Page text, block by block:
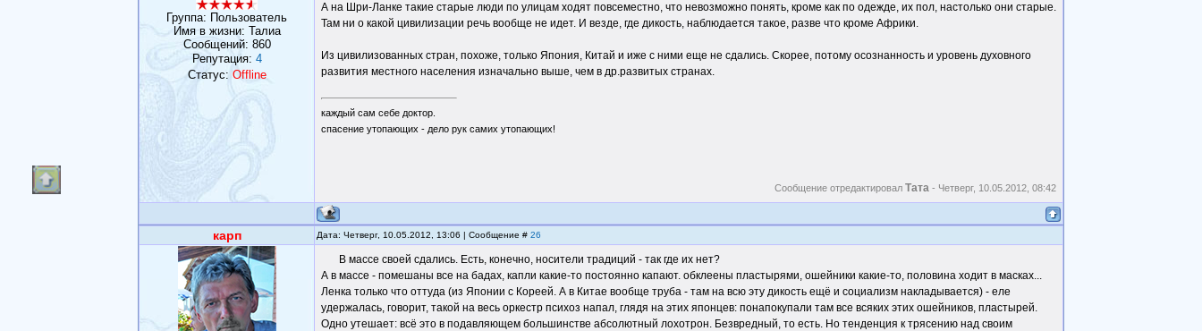
Группа: Пользователь
Имя в жизни: Талиа
Сообщений: 860
Репутация: 4
Статус: Offline
А на Шри-Ланке такие старые люди по улицам ходят повсеместно, что невозможно понять, кроме как по одежде, их пол, настолько они старые.
Там ни о какой цивилизации речь вообще не идет. И везде, где дикость, наблюдается такое, разве что кроме Африки.
Из цивилизованных стран, похоже, только Япония, Китай и иже с ними еще не сдались. Скорее, потому осознанность и уровень духовного
развития местного населения изначально выше, чем в др.развитых странах.
каждый сам себе доктор.
спасение утопающих - дело рук самих утопающих!
Сообщение отредактировал Тата - Четверг, 10.05.2012, 08:42
карп Дата: Четверг, 10.05.2012, 13:06 | Сообщение # 26
В массе своей сдались. Есть, конечно, носители традиций - так где их нет?
А в массе - помешаны все на бадах, капли какие-то постоянно капают. обклеены пластырями, ошейники какие-то, половина ходит в масках...
Ленка только что оттуда (из Японии с Кореей. А в Китае вообще труба - там на всю эту дикость ещё и социализм накладывается) - еле
удержалась, говорит, такой на весь оркестр психоз напал, глядя на этих японцев: понапокупали там все всяких этих ошейников, пластырей.
Одно утешает: всё это в подавляющем большинстве абсолютный лохотрон. Безвредный, то есть. Но тенденция к трясению над своим